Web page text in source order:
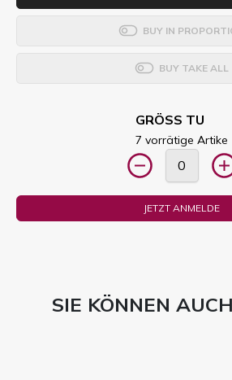
BUY IN
BUY TAKE ALL
GRÖSS TU
7 vorrätige Artike
JETZT ANMELDE
SIE KÖNNEN